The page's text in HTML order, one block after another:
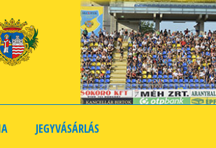
JEGYVÁSÁRLÁS